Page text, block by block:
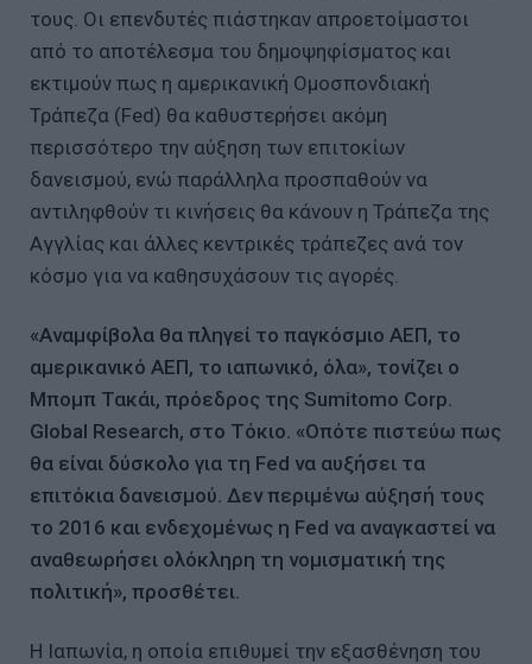
τους. Οι επενδυτές πιάστηκαν απροετοίμαστοι
από το αποτέλεσμα του δημοψηφίσματος και
εκτιμούν πως η αμερικανική Ομοσπονδιακή
Τράπεζα (Fed) θα καθυστερήσει ακόμη
περισσότερο την αύξηση των επιτοκίων
δανεισμού, ενώ παράλληλα προσπαθούν να
αντιληφθούν τι κινήσεις θα κάνουν η Τράπεζα της
Αγγλίας και άλλες κεντρικές τράπεζες ανά τον
κόσμο για να καθησυχάσουν τις αγορές.
«Αναμφίβολα θα πληγεί το παγκόσμιο ΑΕΠ, το
αμερικανικό ΑΕΠ, το ιαπωνικό, όλα», τονίζει ο
Μπομπ Τακάι, πρόεδρος της Sumitomo Corp.
Global Research, στο Τόκιο. «Οπότε πιστεύω πως
θα είναι δύσκολο για τη Fed να αυξήσει τα
επιτόκια δανεισμού. Δεν περιμένω αύξησή τους
το 2016 και ενδεχομένως η Fed να αναγκαστεί να
αναθεωρήσει ολόκληρη τη νομισματική της
πολιτική», προσθέτει.
Η Ιαπωνία, η οποία επιθυμεί την εξασθένηση του